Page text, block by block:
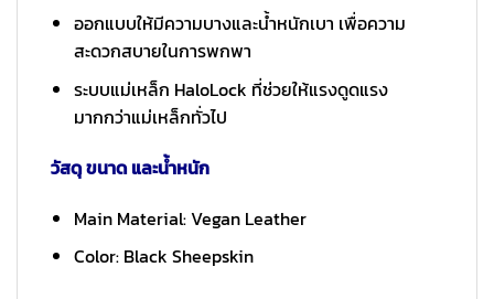
ออกแบบให้มีความบางและน้ำหนักเบา เพื่อความ
สะดวกสบายในการพกพา
ระบบแม่เหล็ก HaloLock ที่ช่วยให้แรงดูดแรง
มากกว่าแม่เหล็กทั่วไป
วัสดุ ขนาด และน้ำหนัก
Main Material: Vegan Leather
Color: Black Sheepskin